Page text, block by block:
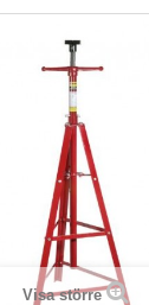
Visa större